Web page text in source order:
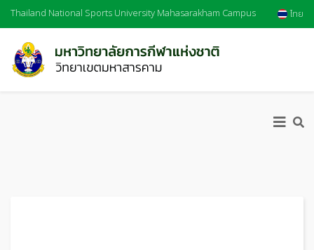
Thailand National Sports University Mahasarakham Campus ไทย